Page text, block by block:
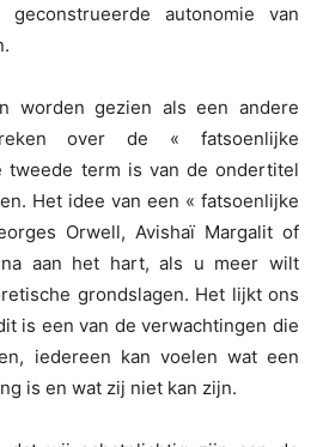
autonomie van
worden gezien als een andere
over de « fatsoenlijke
tweede term is van de ondertitel
Het idee van een « fatsoenlijke
Orwell, Avishaï Margalit of
na aan het hart, als u meer wilt
grondslagen. Het lijkt ons
is een van de verwachtingen die
iedereen kan voelen wat een
is en wat zij niet kan zijn.